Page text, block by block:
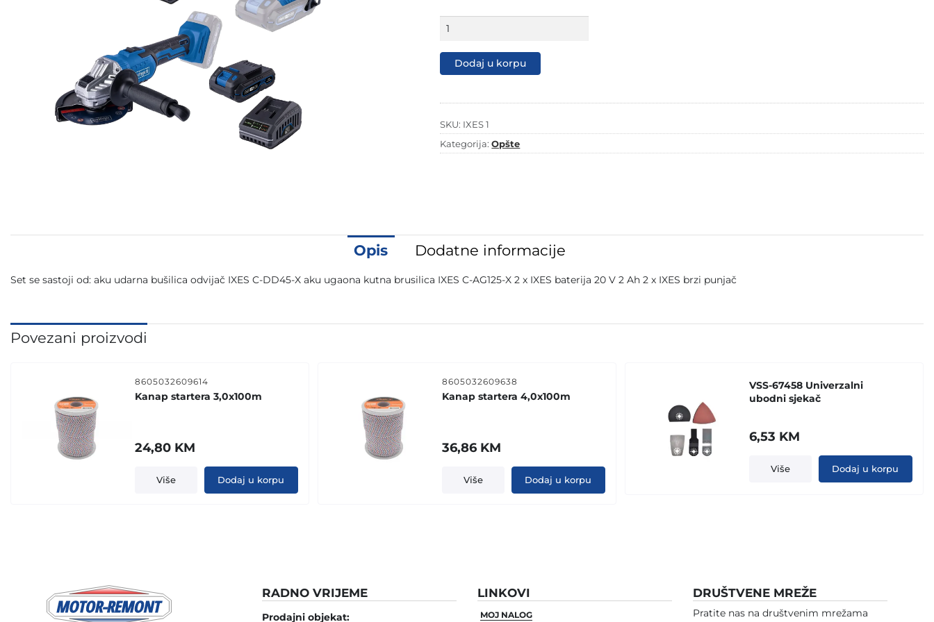
aku
ugaona
brusilica
IXES
1
količina
Dodaj u korpu
SKU: IXES 1
Kategorija:Opšte
Opis Dodatne informacije
Set se sastoji od: aku udarna bušilica odvijač IXES C-DD45-X aku ugaona kutna brusilica IXES C-AG125-X 2 x IXES baterija 20 V 2 Ah 2 x IXES brzi punjač
Povezani proizvodi
8605032609614
Kanap startera 3,0x100m
24,80 KM
Više Dodaj u korpu
8605032609638
Kanap startera 4,0x100m
36,86 KM
Više Dodaj u korpu
VSS-67458 Univerzalni
ubodni sjekač
6,53 KM
Više Dodaj u korpu
RADNO VRIJEME
Prodajni objekat:
LINKOVI
MOJ NALOG
DRUŠTVENE MREŽE
Pratite nas na društvenim mrežama